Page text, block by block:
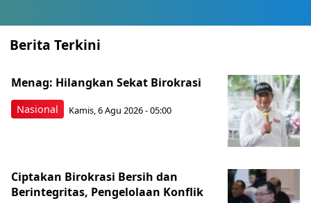
Berita Terkini
Nasional
Menag: Hilangkan Sekat Birokrasi
Kamis, 6 Agu 2026 - 05:00
Ciptakan Birokrasi Bersih dan
Berintegritas, Pengelolaan Konflik